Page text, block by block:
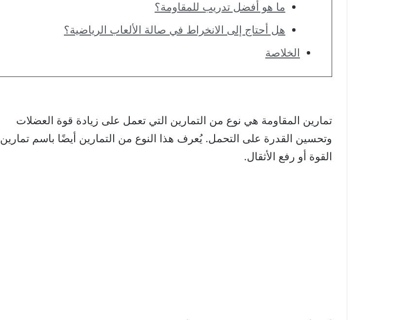
ما هو أفضل تدريب للمقاومة؟
هل أحتاج إلى الانخراط في صالة الألعاب الرياضية؟
الخلاصة
تمارين المقاومة هي نوع من التمارين التي تعمل على زيادة قوة العضلات
وتحسين القدرة على التحمل. يُعرف هذا النوع من التمارين أيضًا باسم تمارين
القوة أو رفع الأثقال.